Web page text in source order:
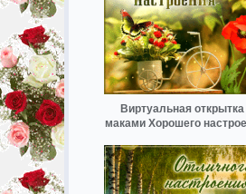
Виртуальная открытка
маками Хорошего